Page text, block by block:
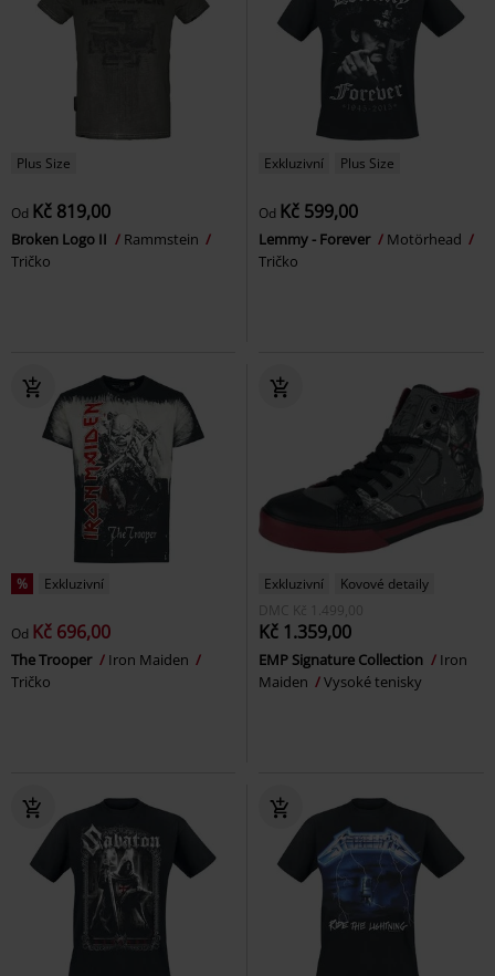
Plus Size
Od Kč 819,00
Broken Logo II
Rammstein
Tričko
Exkluzivní Plus Size
Od Kč 599,00
Lemmy - Forever
Motörhead
Tričko
% Exkluzivní
Od Kč 696,00
The Trooper
Iron Maiden
Tričko
Exkluzivní
Kovové detaily
DMC
Kč 1.499,00
Kč 1.359,00
EMP Signature Collection
Iron
Maiden
Vysoké tenisky